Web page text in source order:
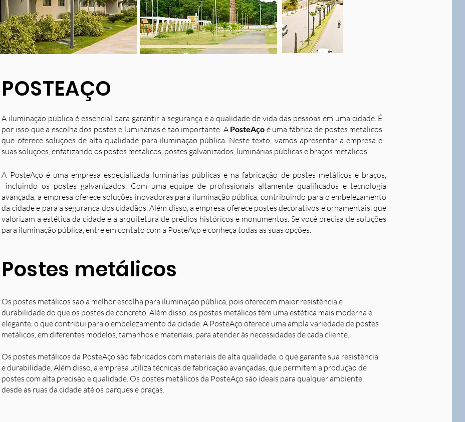
POSTEAÇO
A iluminação pública é essencial para garantir a segurança e a qualidade de vida das pessoas em uma cidade. É
por isso que a escolha dos postes e luminárias é tão importante. A PosteAço é uma fábrica de postes metálicos
que oferece soluções de alta qualidade para iluminação pública. Neste texto, vamos apresentar a empresa e
suas soluções, enfatizando os postes metálicos, postes galvanizados, luminárias públicas e braços metálicos.
A PosteAço é uma empresa especializada luminárias públicas e na fabricação de postes metálicos e braços,
incluindo os postes galvanizados. Com uma equipe de profissionais altamente qualificados e tecnologia
avançada, a empresa oferece soluções inovadoras para iluminação pública, contribuindo para o embelezamento
da cidade e para a segurança dos cidadãos. Além disso, a empresa oferece postes decorativos e ornamentais, que
valorizam a estética da cidade e a arquitetura de prédios históricos e monumentos. Se você precisa de soluções
para iluminação pública, entre em contato com a PosteAço e conheça todas as suas opções.
Postes metálicos
Os postes metálicos são a melhor escolha para iluminação pública, pois oferecem maior resistência e
durabilidade do que os postes de concreto. Além disso, os postes metálicos têm uma estética mais moderna e
elegante, o que contribui para o embelezamento da cidade. A PosteAço oferece uma ampla variedade de postes
metálicos, em diferentes modelos, tamanhos e materiais, para atender às necessidades de cada cliente.
Os postes metálicos da PosteAço são fabricados com materiais de alta qualidade, o que garante sua resistência
e durabilidade. Além disso, a empresa utiliza técnicas de fabricação avançadas, que permitem a produção de
postes com alta precisão e qualidade. Os postes metálicos da PosteAço são ideais para qualquer ambiente,
desde as ruas da cidade até os parques e praças.